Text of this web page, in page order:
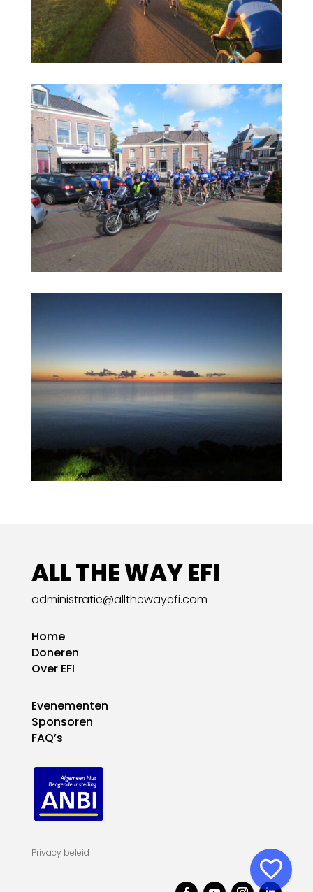
ALL THE WAY EFI
administratie@allthewayefi.com
Home
Doneren
Over EFI
Evenementen
Sponsoren
FAQ’s
Privacy beleid